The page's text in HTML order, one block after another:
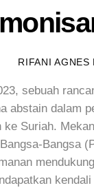
RIFANI AGNES
sebuah
abstain dalam
ke Suriah.
Bangsa